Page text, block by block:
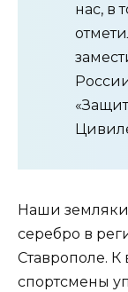
нас, в
Наши
серебро в
Ставрополе. К
спортсмены